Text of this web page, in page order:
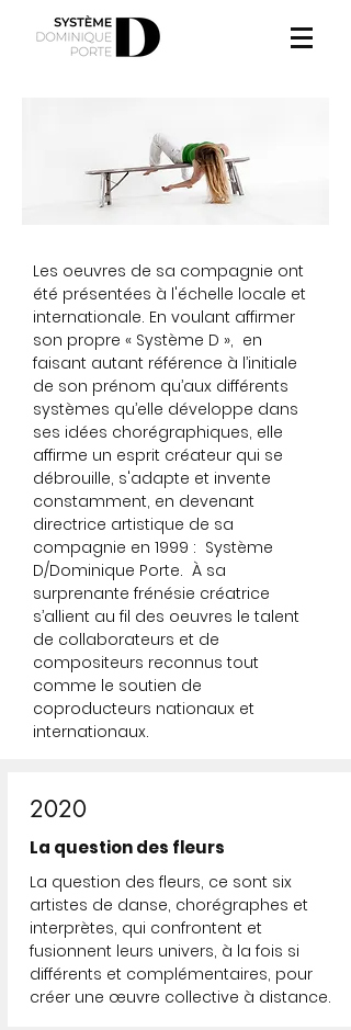
Les oeuvres de sa compagnie ont
été présentées à l'échelle locale et
internationale. En voulant affirmer
son propre « Système D », en
faisant autant référence à l’initiale
de son prénom qu’aux différents
systèmes qu’elle développe dans
ses idées chorégraphiques, elle
affirme un esprit créateur qui se
débrouille, s'adapte et invente
constamment, en devenant
directrice artistique de sa
compagnie en 1999 : Système
D/Dominique Porte. À sa
surprenante frénésie créatrice
s’allient au fil des oeuvres le talent
de collaborateurs et de
compositeurs reconnus tout
comme le soutien de
coproducteurs nationaux et
internationaux.
2020
La question des fleurs
La question des fleurs, ce sont six
artistes de danse, chorégraphes et
interprètes, qui confrontent et
fusionnent leurs univers, à la fois si
différents et complémentaires, pour
créer une œuvre collective à distance.